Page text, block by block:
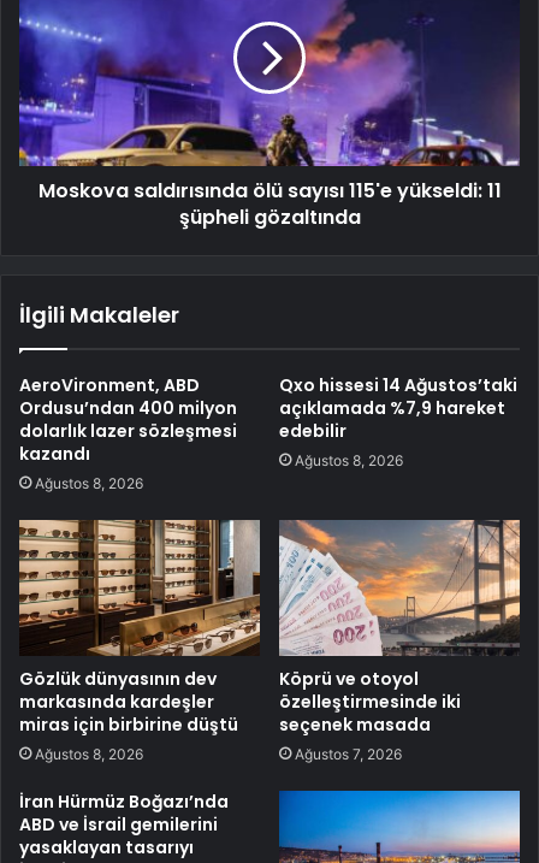
Moskova saldırısında ölü sayısı 115'e yükseldi: 11
şüpheli gözaltında
İlgili Makaleler
AeroVironment, ABD
Ordusu’ndan 400 milyon
dolarlık lazer sözleşmesi
kazandı
Ağustos 8, 2026
Qxo hissesi 14 Ağustos’taki
açıklamada %7,9 hareket
edebilir
Ağustos 8, 2026
Gözlük dünyasının dev
markasında kardeşler
miras için birbirine düştü
Ağustos 8, 2026
Köprü ve otoyol
özelleştirmesinde iki
seçenek masada
Ağustos 7, 2026
İran Hürmüz Boğazı’nda
ABD ve İsrail gemilerini
yasaklayan tasarıyı